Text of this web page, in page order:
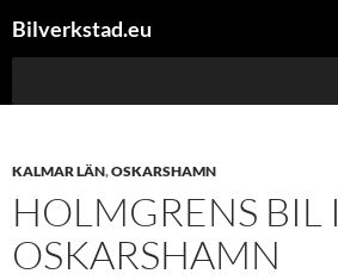
tillBilverkstad.eu
KALMAR LÄN,OSKARSHAMN
HOLMGRENS BIL I
OSKARSHAMN